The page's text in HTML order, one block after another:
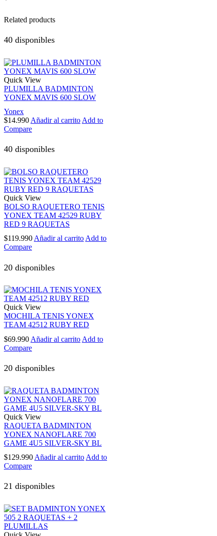
Related products
40 disponibles
Quick View
PLUMILLA BADMINTON
YONEX MAVIS 600 SLOW
Yonex
$14.990 Añadir al carrito Add to
Compare
40 disponibles
Quick View
BOLSO RAQUETERO TENIS
YONEX TEAM 42529 RUBY
RED 9 RAQUETAS
$119.990 Añadir al carrito Add to
Compare
20 disponibles
Quick View
MOCHILA TENIS YONEX
TEAM 42512 RUBY RED
$69.990 Añadir al carrito Add to
Compare
20 disponibles
Quick View
RAQUETA BADMINTON
YONEX NANOFLARE 700
GAME 4U5 SILVER-SKY BL
$129.990 Añadir al carrito Add to
Compare
21 disponibles